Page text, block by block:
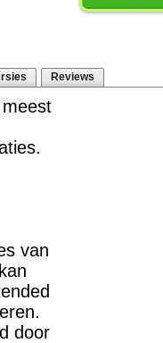
Reviews
van
door